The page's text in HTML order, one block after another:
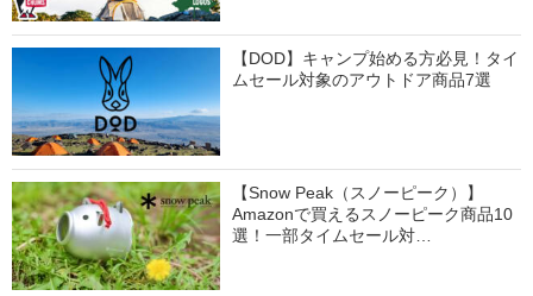
【DOD】キャンプ始める方必見！タイ
ムセール対象のアウトドア商品7選
【Snow Peak（スノーピーク）】
Amazonで買えるスノーピーク商品10
選！一部タイムセール対…